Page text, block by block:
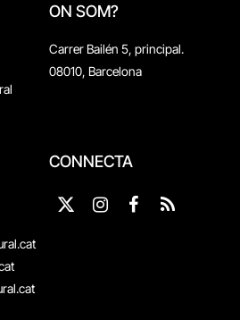
ON SOM?
Carrer Bailén 5, principal.
08010, Barcelona
CONNECTA
X
InstagramFacebook
RSS